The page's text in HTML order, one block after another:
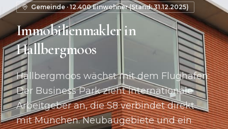
Gemeinde·12.400Einwohner (Stand:31.12.2025)
Immobilienmakler in
Hallbergmoos
Hallbergmoos wächst mit dem Flughafen:
Der Business Park zieht internationale
Arbeitgeber an, die S8 verbindet direkt
mit München. Neubaugebiete und ein